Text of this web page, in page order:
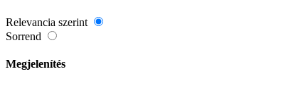
Relevancia szerint
Sorrend
Megjelenítés